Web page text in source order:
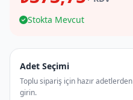
Stokta Mevcut
Adet Seçimi
Toplu sipariş için hazır
girin.